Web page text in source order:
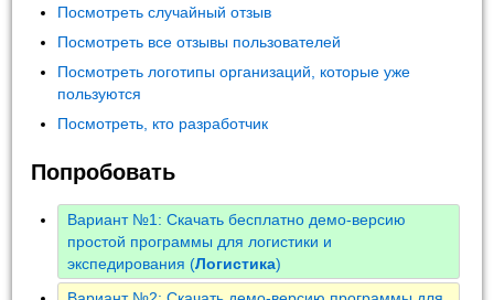
Посмотреть случайный отзыв
Посмотреть все отзывы пользователей
Посмотреть логотипы организаций, которые уже
пользуются
Посмотреть, кто разработчик
Попробовать
Вариант №1: Скачать бесплатно демо-версию
простой программы для логистики и
экспедирования (Логистика)